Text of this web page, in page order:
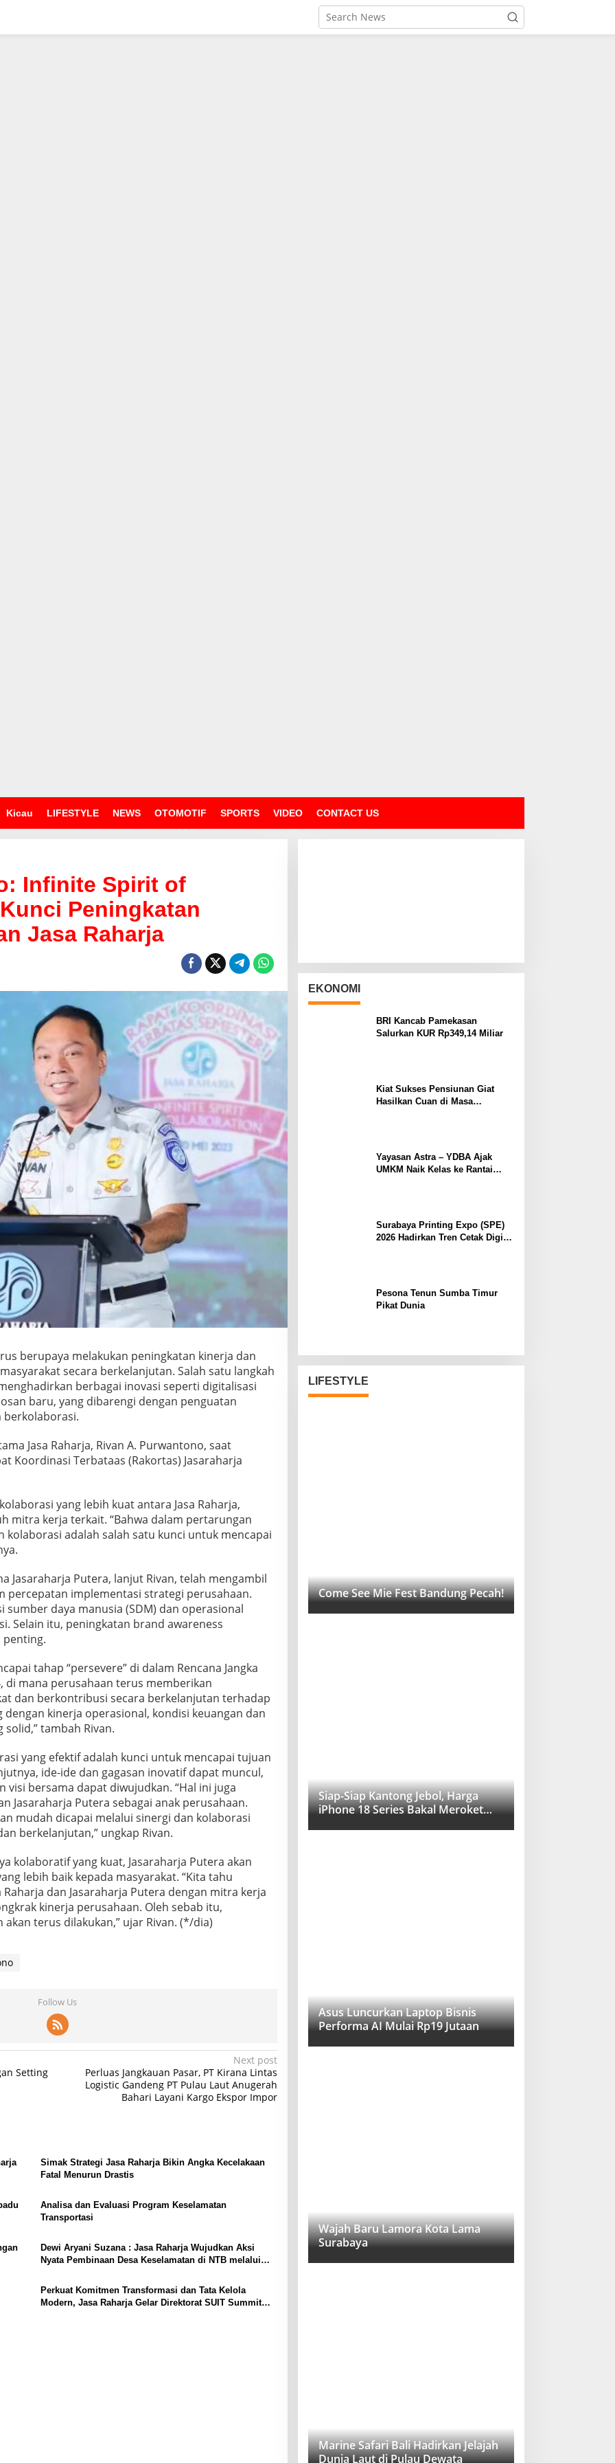
Kicau LIFESTYLE NEWS OTOMOTIF SPORTS VIDEO CONTACT US
Infinite Spirit of
Peningkatan
Jasa Raharja
berupaya melakukan peningkatan kinerja dan
secara berkelanjutan. Salah satu langkah
berbagai inovasi seperti digitalisasi
baru, yang dibarengi dengan penguatan
Jasa Raharja, Rivan A. Purwantono, saat
Koordinasi Terbataas (Rakortas) Jasaraharja
yang lebih kuat antara Jasa Raharja,
mitra kerja terkait. “Bahwa dalam pertarungan
kolaborasi adalah salah satu kunci untuk mencapai
Jasaraharja Putera, lanjut Rivan, telah mengambil
percepatan implementasi strategi perusahaan.
daya manusia (SDM) dan operasional
Selain itu, peningkatan brand awareness
penting.
tahap “persevere” di dalam Rencana Jangka
di mana perusahaan terus memberikan
dan berkontribusi secara berkelanjutan terhadap
kinerja operasional, kondisi keuangan dan
tambah Rivan.
yang efektif adalah kunci untuk mencapai tujuan
ide-ide dan gagasan inovatif dapat muncul,
visi bersama dapat diwujudkan. “Hal ini juga
Jasaraharja Putera sebagai anak perusahaan.
mudah dicapai melalui sinergi dan kolaborasi
berkelanjutan,” ungkap Rivan.
kolaboratif yang kuat, Jasaraharja Putera akan
lebih baik kepada masyarakat. “Kita tahu
dan Jasaraharja Putera dengan mitra kerja
kinerja perusahaan. Oleh sebab itu,
terus dilakukan,” ujar Rivan. (*/dia)
Follow Us
Setting
Next post
Perluas Jangkauan Pasar, PT Kirana Lintas
Logistic Gandeng PT Pulau Laut Anugerah
Bahari Layani Kargo Ekspor Impor
Simak Strategi Jasa Raharja Bikin Angka Kecelakaan
Fatal Menurun Drastis
Analisa dan Evaluasi Program Keselamatan
Transportasi
Dewi Aryani Suzana : Jasa Raharja Wujudkan Aksi
Nyata Pembinaan Desa Keselamatan di NTB melalui
Perkuat Komitmen Transformasi dan Tata Kelola
Modern, Jasa Raharja Gelar Direktorat SUIT Summit
EKONOMI
BRI Kancab Pamekasan
Salurkan KUR Rp349,14 Miliar
Kiat Sukses Pensiunan Giat
Hasilkan Cuan di Masa
Yayasan Astra – YDBA Ajak
UMKM Naik Kelas ke Rantai
Surabaya Printing Expo (SPE)
2026 Hadirkan Tren Cetak Digital
Pesona Tenun Sumba Timur
Pikat Dunia
LIFESTYLE
Come See Mie Fest Bandung Pecah!
Siap-Siap Kantong Jebol, Harga
iPhone 18 Series Bakal Meroket
Asus Luncurkan Laptop Bisnis
Performa AI Mulai Rp19 Jutaan
Wajah Baru Lamora Kota Lama
Surabaya
Marine Safari Bali Hadirkan Jelajah
Dunia Laut di Pulau Dewata